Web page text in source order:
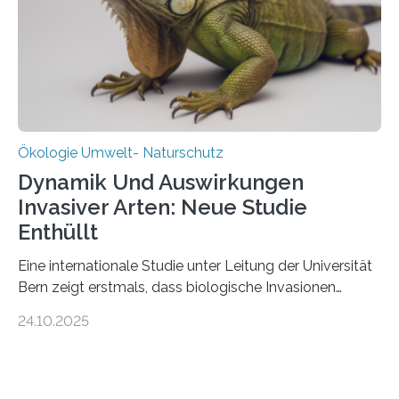
über Deutschlands Moorböden. Eingerichtet wurden sie
in den vergangenen fünf Jahren von
Wissenschaftlerinnen und Wissenschaftlern des
Thünen-Instituts für Agrarklimaschutz…
Ökologie Umwelt- Naturschutz
Dynamik Und Auswirkungen
Invasiver Arten: Neue Studie
Enthüllt
Eine internationale Studie unter Leitung der Universität
Bern zeigt erstmals, dass biologische Invasionen
Einige Auswirkungen, insbesondere der durch invasive
24.10.2025